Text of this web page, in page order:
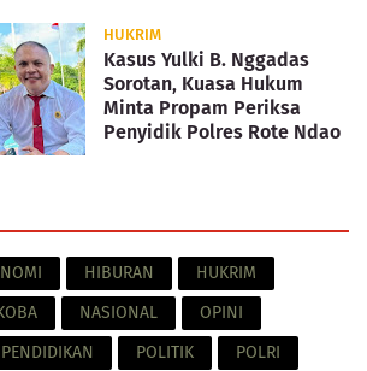
HUKRIM
Kasus Yulki B. Nggadas
Sorotan, Kuasa Hukum
Minta Propam Periksa
Penyidik Polres Rote Ndao
HIBURAN
HUKRIM
NASIONAL
OPINI
PENDIDIKAN POLITIK POLRI